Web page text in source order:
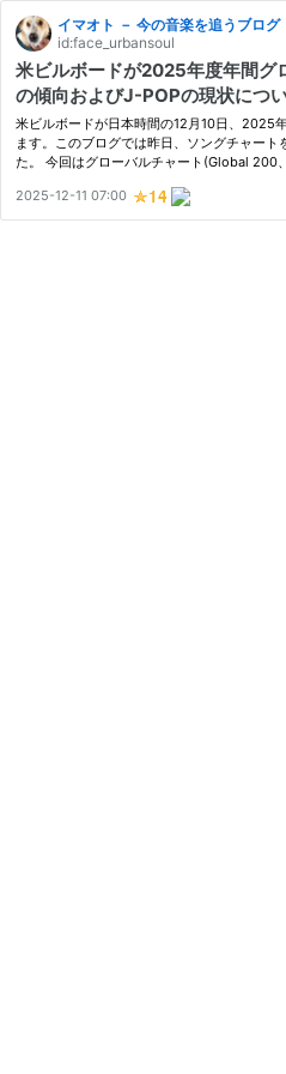
イマオト － 今の音楽を追うブログ
id:face_urbansoul
米ビルボードが2025年度年間グ
の傾向およびJ-POPの現状につ
米ビルボードが日本時間の12月10日、2025
ます。このブログでは昨日、ソングチャー
た。 今回はグローバルチャート(Global 200
2025-12-11 07:00